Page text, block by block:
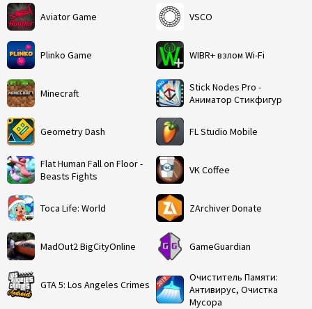
Aviator Game
Plinko Game
Minecraft
Geometry Dash
Flat Human Fall on Floor -
Beasts Fights
Toca Life: World
MadOut2 BigCityOnline
GTA 5: Los Angeles Crimes
VSCO
WIBR+ взлом Wi-Fi
Stick Nodes Pro -
Аниматор Стикфигур
FL Studio Mobile
VK Coffee
ZArchiver Donate
GameGuardian
Очиститель Памяти:
Антивирус, Очистка
Мусора